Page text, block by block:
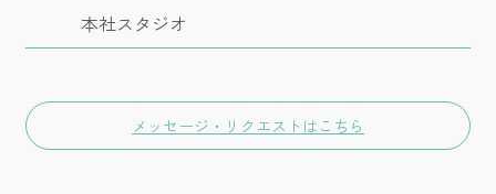
本社スタジオ
メッセージ・リクエストはこちら